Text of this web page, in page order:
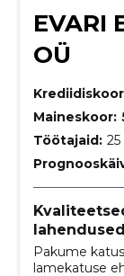
EVARI
OÜ
Maineskoor:
Töötajaid: 25
Pakume
lamekatuse